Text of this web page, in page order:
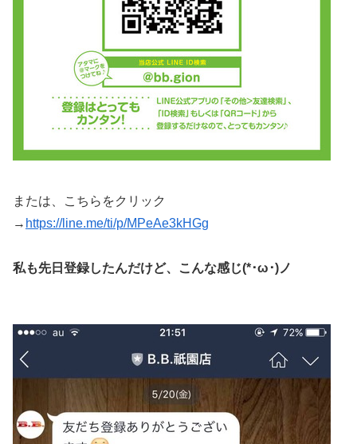
または、こちらをクリック
→ https://line.me/ti/p/MPeAe3kHGg
私も先日登録したんだけど、こんな感じ(*･ω･)ノ